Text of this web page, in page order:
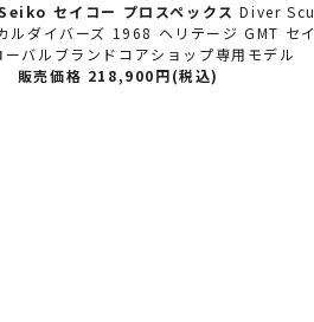
Seiko セイコー プロスペックスDiver Scu
ba
販売価格 83,600円(税込)